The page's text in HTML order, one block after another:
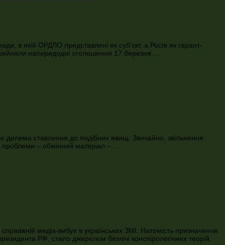
в якій ОРДЛО представлені як суб’єкт, а Росія як гарант-
напередодні оголошення 17 березня …
дилема ставлення до подібних явищ. Звичайно, звільнення
проблеми – обмінний матеріал – …
медіа-вибух в українських ЗМІ. Натомість призначення
РФ, стало джерелом безлічі конспірологічних теорій,